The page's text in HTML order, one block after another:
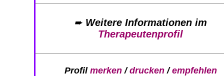
➨ Weitere Informationen im
Therapeutenprofil
Profil merken/drucken/empfehlen